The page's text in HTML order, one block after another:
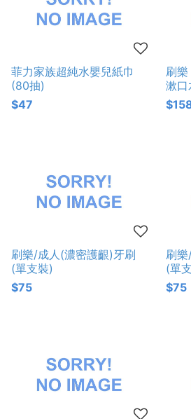
菲力家族超純水嬰兒紙巾
(80抽)
$47
刷
漱口
刷樂/成人(濃密護齦)牙刷
(單支裝)
$75
刷
(單
$75